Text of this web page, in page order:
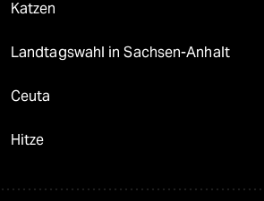
Katzen
Landtagswahl in Sachsen-Anhalt
Ceuta
Hitze